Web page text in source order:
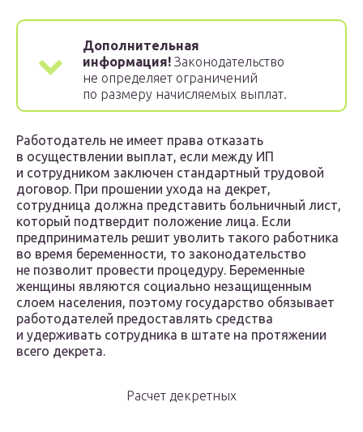
Дополнительная
информация! Законодательство
не определяет ограничений
по размеру начисляемых выплат.
Работодатель не имеет права отказать
в осуществлении выплат, если между ИП
и сотрудником заключен стандартный трудовой
договор. При прошении ухода на декрет,
сотрудница должна представить больничный лист,
который подтвердит положение лица. Если
предприниматель решит уволить такого работника
во время беременности, то законодательство
не позволит провести процедуру. Беременные
женщины являются социально незащищенным
слоем населения, поэтому государство обязывает
работодателей предоставлять средства
и удерживать сотрудника в штате на протяжении
всего декрета.
Расчет декретных